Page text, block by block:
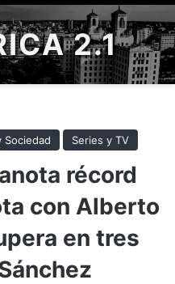
2.1
Sociedad Series y TV
récord
con Alberto
en tres